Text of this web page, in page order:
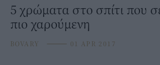
5 χρώματα στο σπίτι που
πιο χαρούμενη
BOVARY ⸻ 01 APR 2017